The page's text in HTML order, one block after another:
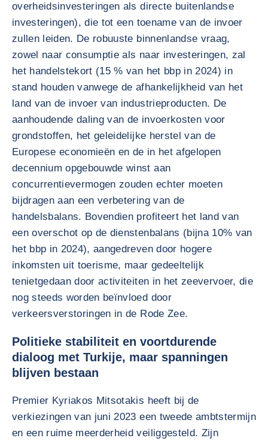
overheidsinvesteringen als directe buitenlandse
investeringen), die tot een toename van de invoer
zullen leiden. De robuuste binnenlandse vraag,
zowel naar consumptie als naar investeringen, zal
het handelstekort (15 % van het bbp in 2024) in
stand houden vanwege de afhankelijkheid van het
land van de invoer van industrieproducten. De
aanhoudende daling van de invoerkosten voor
grondstoffen, het geleidelijke herstel van de
Europese economieën en de in het afgelopen
decennium opgebouwde winst aan
concurrentievermogen zouden echter moeten
bijdragen aan een verbetering van de
handelsbalans. Bovendien profiteert het land van
een overschot op de dienstenbalans (bijna 10% van
het bbp in 2024), aangedreven door hogere
inkomsten uit toerisme, maar gedeeltelijk
tenietgedaan door activiteiten in het zeevervoer, die
nog steeds worden beïnvloed door
verkeersverstoringen in de Rode Zee.
Politieke stabiliteit en voortdurende
dialoog met Turkije, maar spanningen
blijven bestaan
Premier Kyriakos Mitsotakis heeft bij de
verkiezingen van juni 2023 een tweede ambtstermijn
en een ruime meerderheid veiliggesteld. Zijn